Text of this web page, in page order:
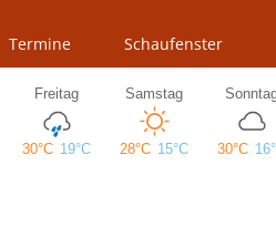
Termine Schaufenster